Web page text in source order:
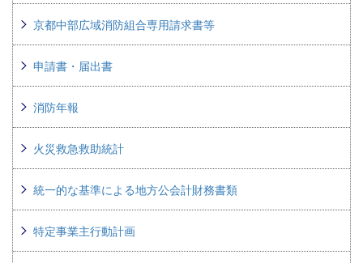
京都中部広域消防組合専用請求書等
申請書・届出書
消防年報
火災救急救助統計
統一的な基準による地方公会計財務書類
特定事業主行動計画